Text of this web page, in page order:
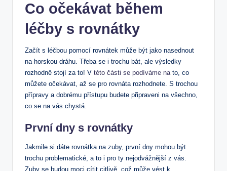
Co očekávat během
léčby s rovnátky
Začít s léčbou pomocí rovnátek může být jako nasednout
na horskou dráhu. Třeba se i trochu bát, ale výsledky
rozhodně stojí za to! V této části se podíváme nato, co
můžete očekávat, až se pro rovnáta rozhodnete. S trochou
přípravy a dobrému přístupu budete připraveni na všechno,
co se na vás chystá.
První dny s rovnátky
Jakmile si dáte rovnátka na zuby, první dny mohou být
trochu problematické, a to i pro ty nejodvážnější z vás.
Zuby se budou moci cítit citlivě, což může vést k